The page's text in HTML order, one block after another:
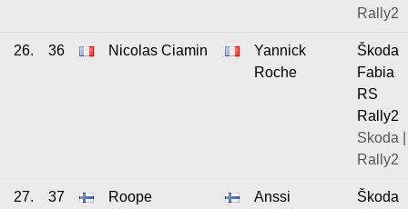
Rally2
26. 36 Nicolas Ciamin
Yannick
Roche
Škoda
Fabia
RS
Rally2
Skoda |
Rally2
27. 37
Roope
Anssi
Škoda